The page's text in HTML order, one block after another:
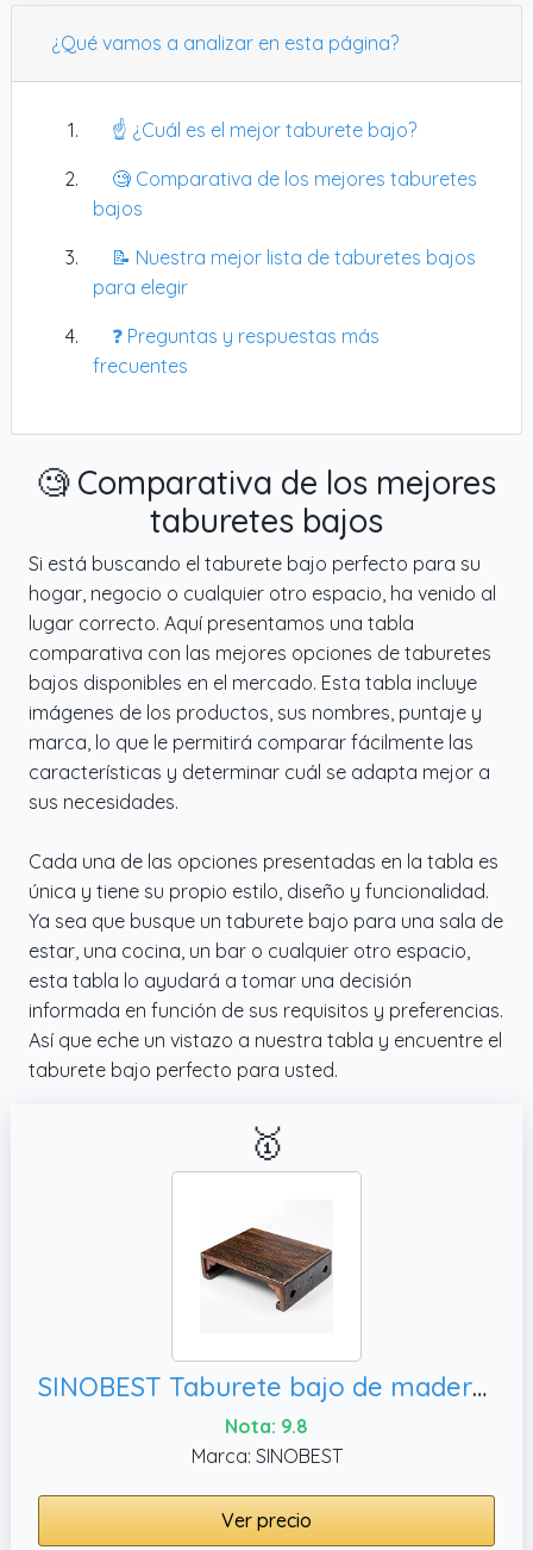
¿Qué vamos a analizar en esta página?
☝️ ¿Cuál es el mejor taburete bajo?
🧐 Comparativa de los mejores taburetes
bajos
📝 Nuestra mejor lista de taburetes bajos
para elegir
❓ Preguntas y respuestas más
frecuentes
🧐 Comparativa de los mejores
taburetes bajos
Si está buscando el taburete bajo perfecto para su
hogar, negocio o cualquier otro espacio, ha venido al
lugar correcto. Aquí presentamos una tabla
comparativa con las mejores opciones de taburetes
bajos disponibles en el mercado. Esta tabla incluye
imágenes de los productos, sus nombres, puntaje y
marca, lo que le permitirá comparar fácilmente las
características y determinar cuál se adapta mejor a
sus necesidades.
Cada una de las opciones presentadas en la tabla es
única y tiene su propio estilo, diseño y funcionalidad.
Ya sea que busque un taburete bajo para una sala de
estar, una cocina, un bar o cualquier otro espacio,
esta tabla lo ayudará a tomar una decisión
informada en función de sus requisitos y preferencias.
Así que eche un vistazo a nuestra tabla y encuentre el
taburete bajo perfecto para usted.
🥇
SINOBEST Taburete bajo de madera Taburete rectangular para cama Escalera de superficie grande para cocina y baño Taburete para reposapiés debajo del escritorio Mesa de cama portátil para portátil y té
Nota: 9.8
Marca: SINOBEST
Ver precio